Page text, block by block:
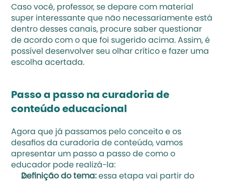
Caso você, professor, se depare com material
super interessante que não necessariamente está
dentro desses canais, procure saber questionar
de acordo com o que foi sugerido acima. Assim, é
possível desenvolver seu olhar crítico e fazer uma
escolha acertada.
Passo a passo na curadoria de
conteúdo educacional
Agora que já passamos pelo conceito e os
desafios da curadoria de conteúdo, vamos
apresentar um passo a passo de como o
educador pode realizá-la:
Definição do tema: essa etapa vai partir do